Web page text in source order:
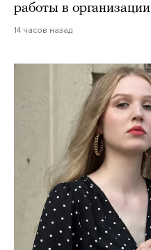
работы в организации
14 часов назад